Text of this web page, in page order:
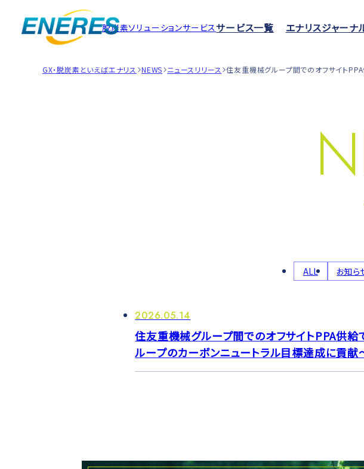
脱炭素ソリューションサービスサービス一覧 エナリスジャーナ
GX・脱炭素といえばエナリス NEWS ニュースリリース 住友重機械グループ間でのオフサイト
ALL お知ら
2026.05.14
住友重機械グループ間でのオフサイトPPA供
ループのカーボンニュートラル目標達成に貢献